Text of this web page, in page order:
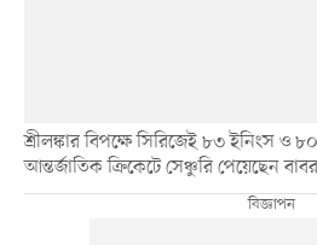
শ্রীলঙ্কার বিপক্ষে সিরিজেই ৮৩ ইনিংস ও
আন্তর্জাতিক ক্রিকেটে সেঞ্চুরি পেয়েছেন